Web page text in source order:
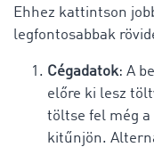
Ehhez kattintson
legfontosabbak
Cégadatok: A
előre ki lesz
töltse fel még a
kitűnjön.